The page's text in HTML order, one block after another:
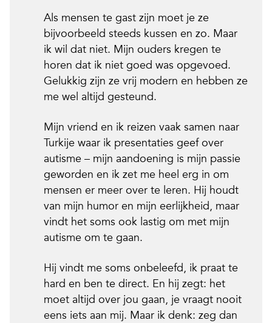
Als mensen te gast zijn moet je ze
bijvoorbeeld steeds kussen en zo. Maar
ik wil dat niet. Mijn ouders kregen te
horen dat ik niet goed was opgevoed.
Gelukkig zijn ze vrij modern en hebben ze
me wel altijd gesteund.
Mijn vriend en ik reizen vaak samen naar
Turkije waar ik presentaties geef over
autisme – mijn aandoening is mijn passie
geworden en ik zet me heel erg in om
mensen er meer over te leren. Hij houdt
van mijn humor en mijn eerlijkheid, maar
vindt het soms ook lastig om met mijn
autisme om te gaan.
Hij vindt me soms onbeleefd, ik praat te
hard en ben te direct. En hij zegt: het
moet altijd over jou gaan, je vraagt nooit
eens iets aan mij. Maar ik denk: zeg dan